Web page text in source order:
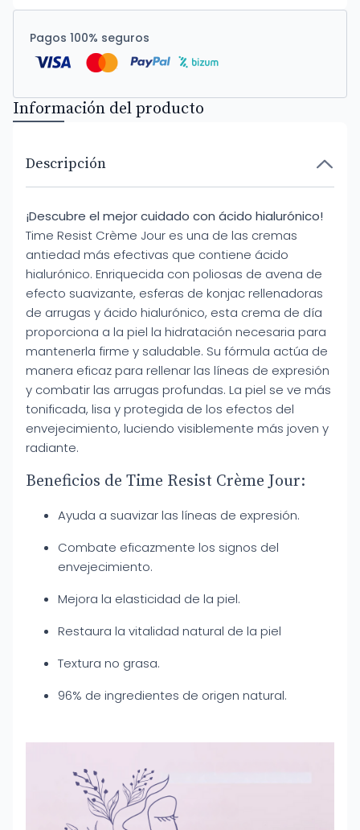
Pagos 100% seguros
Información del producto
Descripción
¡Descubre el mejor cuidado con ácido hialurónico!
Time Resist Crème Jour es una de las cremas
antiedad más efectivas que contiene ácido
hialurónico. Enriquecida con poliosas de avena de
efecto suavizante, esferas de konjac rellenadoras
de arrugas y ácido hialurónico, esta crema de día
proporciona a la piel la hidratación necesaria para
mantenerla firme y saludable. Su fórmula actúa de
manera eficaz para rellenar las líneas de expresión
y combatir las arrugas profundas. La piel se ve más
tonificada, lisa y protegida de los efectos del
envejecimiento, luciendo visiblemente más joven y
radiante.
Beneficios de Time Resist Crème Jour:
Ayuda a suavizar las líneas de expresión.
Combate eficazmente los signos del
envejecimiento.
Mejora la elasticidad de la piel.
Restaura la vitalidad natural de la piel
Textura no grasa.
96% de ingredientes de origen natural.